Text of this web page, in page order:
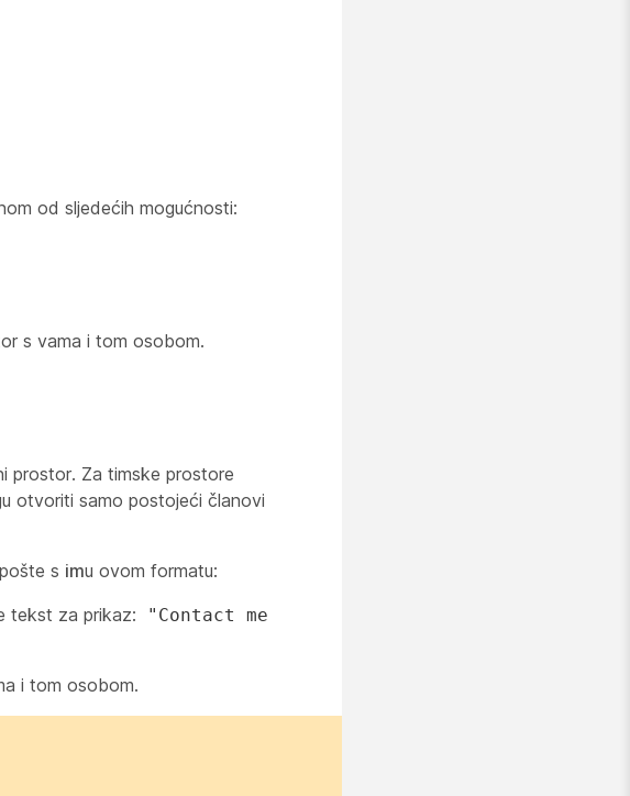
od sljedećih mogućnosti:
s vama i tom osobom.
prostor. Za timske prostore
otvoriti samo postojeći članovi
s imu ovom formatu:
tekst za prikaz:
"Contact me
i tom osobom.